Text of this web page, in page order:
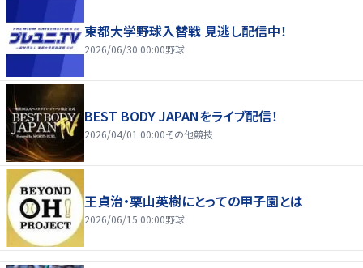
東都大学野球入替戦 見逃し配信中！
2026/06/30 00:00野球
BEST BODY JAPANをライブ配信！
2026/04/01 00:00その他競技
王貞治・栗山英樹にとっての甲子園とは
2026/06/15 00:00野球